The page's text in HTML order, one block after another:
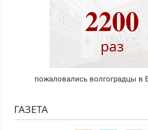
2200
раз
пожаловались волгоградцы в
ГАЗЕТА